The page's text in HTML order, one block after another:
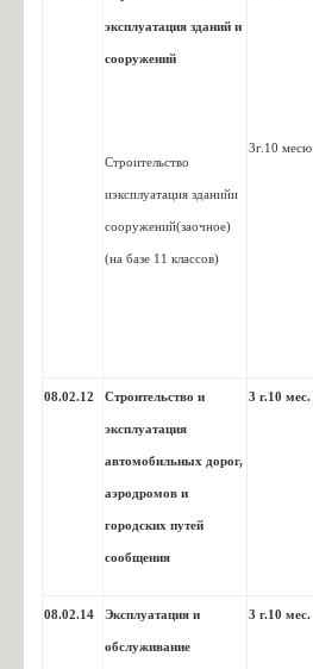
эксплуатация зданий и
сооружений
Строительство
иэксплуатация зданийи
сооружений(заочное)
(на базе 11 классов)
3г.10 месю
08.02.12 Строительство и
эксплуатация
автомобильных дорог,
аэродромов и
городских путей
сообщения
3 г.10 мес.
08.02.14 Эксплуатация и
обслуживание
3 г.10 мес.
Эксплуатация и обслуживание
многоквартирного дома
Строительство и эксплуатация
зданий и сооружений